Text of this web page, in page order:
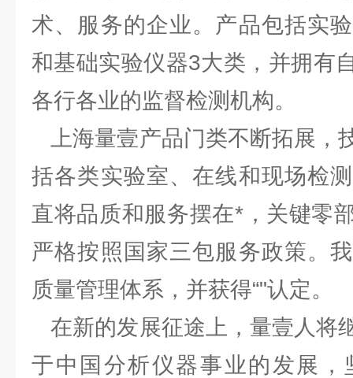
术、服务的企业。产品包括实
和基础实验仪器3大类，并拥有
各行各业的监督检测机构。
上海量壹产品门类不断拓展，
括各类实验室、在线和现场检
直将品质和服务摆在*，关键零
严格按照国家三包服务政策。
质量管理体系，并获得“"认定。
在新的发展征途上，量壹人将
于中国分析仪器事业的发展，